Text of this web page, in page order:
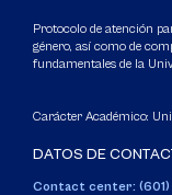
Protocolo de atención
género, así como de
fundamentales de la
Carácter Académico:
DATOS DE
Contact center: (601)